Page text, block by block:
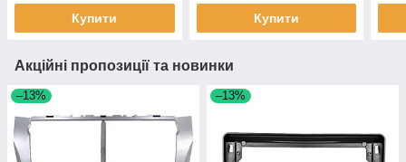
Купити Купити
Акційні пропозиції та новинки
–13% –13%